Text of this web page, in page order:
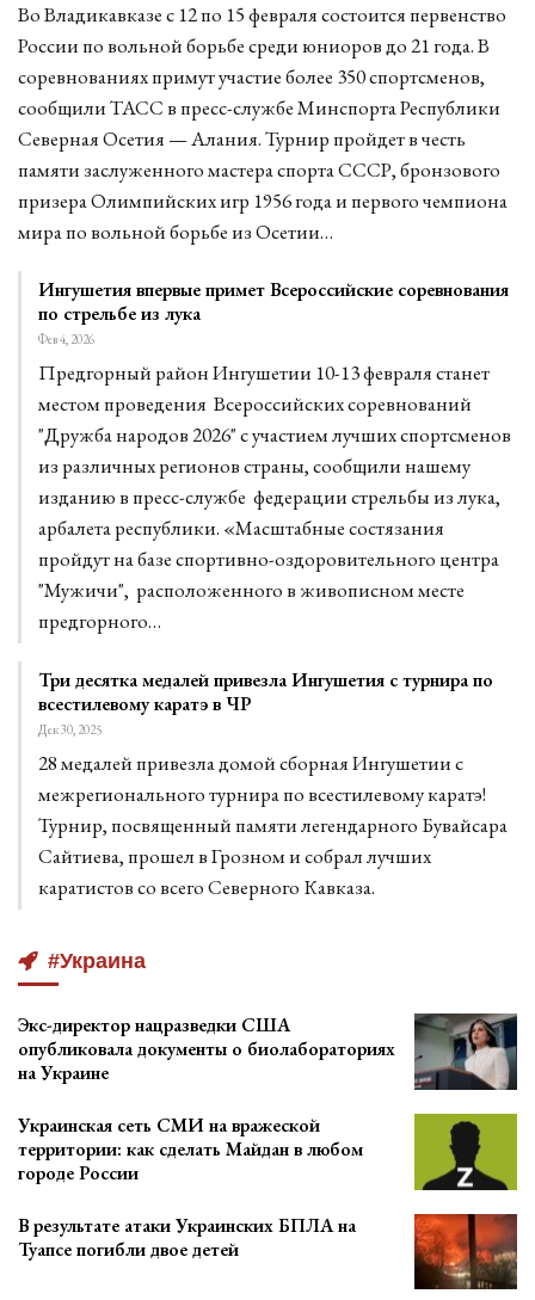
Во Владикавказе с 12 по 15 февраля состоится первенство
России по вольной борьбе среди юниоров до 21 года. В
соревнованиях примут участие более 350 спортсменов,
сообщили ТАСС в пресс-службе Минспорта Республики
Северная Осетия — Алания. Турнир пройдет в честь
памяти заслуженного мастера спорта СССР, бронзового
призера Олимпийских игр 1956 года и первого чемпиона
мира по вольной борьбе из Осетии…
Ингушетия впервые примет Всероссийские соревнования
по стрельбе из лука
Фев 4, 2026
Предгорный район Ингушетии 10-13 февраля станет
местом проведения Всероссийских соревнований
"Дружба народов 2026" с участием лучших спортсменов
из различных регионов страны, сообщили нашему
изданию в пресс-службе федерации стрельбы из лука,
арбалета республики. «Масштабные состязания
пройдут на базе спортивно-оздоровительного центра
"Мужичи", расположенного в живописном месте
предгорного…
Три десятка медалей привезла Ингушетия с турнира по
всестилевому каратэ в ЧР
Дек 30, 2025
28 медалей привезла домой сборная Ингушетии с
межрегионального турнира по всестилевому каратэ!
Турнир, посвященный памяти легендарного Бувайсара
Сайтиева, прошел в Грозном и собрал лучших
каратистов со всего Северного Кавказа.
#Украина
Экс-директор нацразведки США
опубликовала документы о биолабораториях
на Украине
Украинская сеть СМИ на вражеской
территории: как сделать Майдан в любом
городе России
В результате атаки Украинских БПЛА на
Туапсе погибли двое детей